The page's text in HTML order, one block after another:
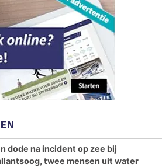
dode na incident op zee bij
twee mensen uit water